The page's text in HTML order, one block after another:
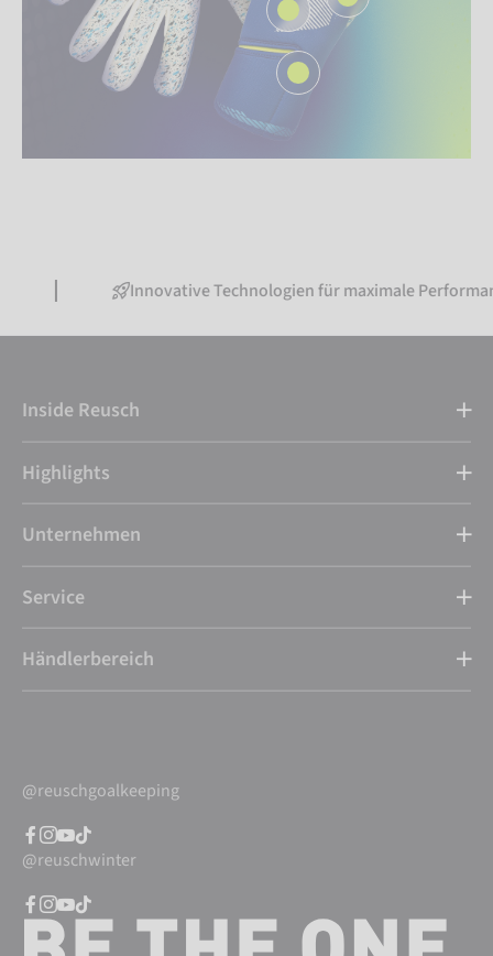
Innovative Technologien für maximale Performance
Inside Reusch
Highlights
Unternehmen
Service
Händlerbereich
@reuschgoalkeeping
@reuschwinter